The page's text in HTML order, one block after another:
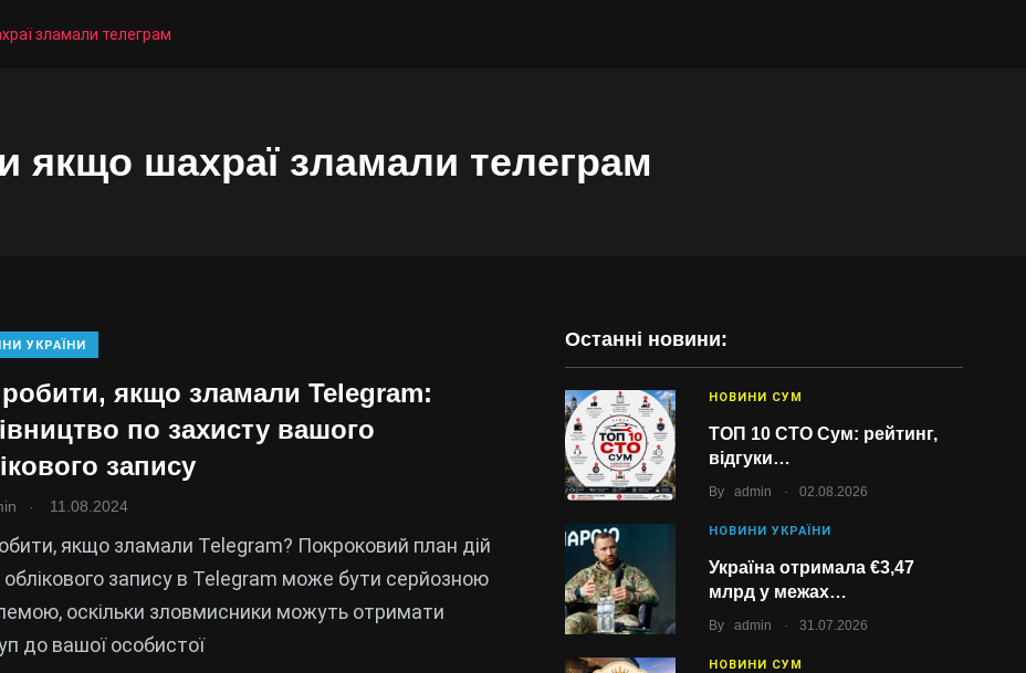
зламали телеграм
якщо шахраї зламали телеграм
УКРАЇНИ
якщо зламали Telegram:
по захисту вашого
запису
11.08.2024
якщо зламали Telegram? Покроковий план дій
запису в Telegram може бути серйозною
оскільки зловмисники можуть отримати
до вашої особистої
Останні новини:
НОВИНИ СУМ
ТОП 10 СТО Сум: рейтинг,
відгуки…
By admin . 02.08.2026
НОВИНИ УКРАЇНИ
Україна отримала €3,47
млрд у межах…
By admin . 31.07.2026
НОВИНИ СУМ